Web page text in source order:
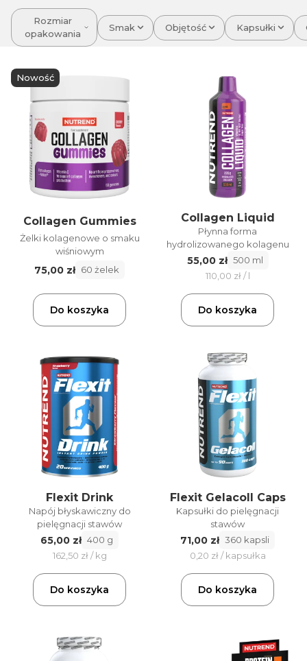
Rozmiar
opakowania
Smak Objętość Kapsułki
Nowość
Collagen Gummies
Żelki kolagenowe o smaku
wiśniowym
75,00 zł 60 żelek
Do koszyka
Collagen Liquid
Płynna forma
hydrolizowanego kolagenu
55,00 zł 500 ml
110,00 zł / l
Do koszyka
Flexit Drink
Napój błyskawiczny do
pielęgnacji stawów
65,00 zł 400 g
162,50 zł / kg
Do koszyka
Flexit Gelacoll Caps
Kapsułki do pielęgnacji
stawów
71,00 zł 360 kapsli
0,20 zł / kapsułka
Do koszyka